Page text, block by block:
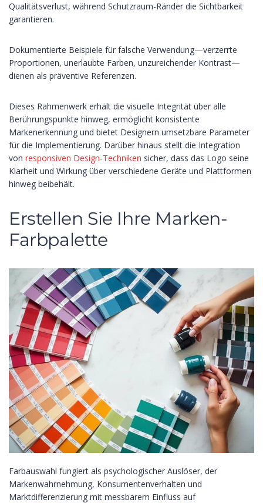
Qualitätsverlust, während Schutzraum-Ränder die Sichtbarkeit
garantieren.
Dokumentierte Beispiele für falsche Verwendung—verzerrte
Proportionen, unerlaubte Farben, unzureichender Kontrast—
dienen als präventive Referenzen.
Dieses Rahmenwerk erhält die visuelle Integrität über alle
Berührungspunkte hinweg, ermöglicht konsistente
Markenerkennung und bietet Designern umsetzbare Parameter
für die Implementierung. Darüber hinaus stellt die Integration
von responsiven Design-Techniken sicher, dass das Logo seine
Klarheit und Wirkung über verschiedene Geräte und Plattformen
hinweg beibehält.
Erstellen Sie Ihre Marken-
Farbpalette
Farbauswahl fungiert als psychologischer Auslöser, der
Markenwahrnehmung, Konsumentenverhalten und
Marktdifferenzierung mit messbarem Einfluss auf